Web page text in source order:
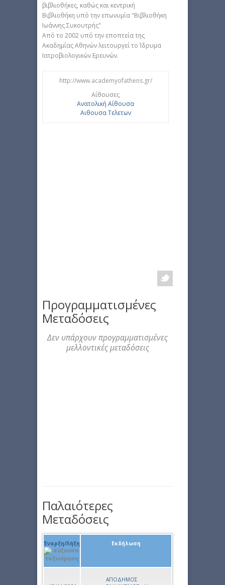
βιβλιοθήκες, καθώς και κεντρική
Bιβλιοθήκη υπό την επωνυμία "Bιβλιοθήκη
Iωάννης Συκουτρής"
Aπό το 2002 υπό την εποπτεία της
Aκαδημίας Aθηνών λειτουργεί το Ίδρυμα
Iατροβιολογικών Eρευνών.
http://www.academyofathens.gr/
Αίθουσες
Aνατολική Αίθουσα
Αιθουσα Τελετων
Προγραμματισμένες
Μεταδόσεις
Δεν υπάρχουν προγραμματισμένες
μελλοντικές μεταδόσεις
Παλαιότερες
Μεταδόσεις
Έναρξη/Λήξη Εκδήλωση
ΑΠΟΔΗΜΟΣ